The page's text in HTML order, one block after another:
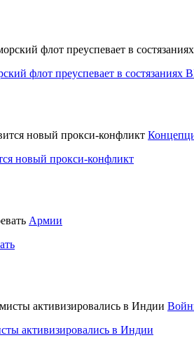
флот преуспевает в состязаниях
новый прокси-конфликт
Армии
активизировались в Индии